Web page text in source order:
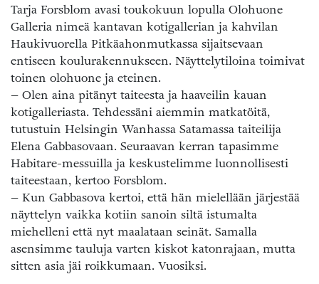
Tarja Forsblom avasi toukokuun lopulla Olohuone
Galleria nimeä kantavan kotigallerian ja kahvilan
Haukivuorella Pitkäahonmutkassa sijaitsevaan
entiseen koulurakennukseen. Näyttelytiloina toimivat
toinen olohuone ja eteinen.
– Olen aina pitänyt taiteesta ja haaveilin kauan
kotigalleriasta. Tehdessäni aiemmin matkatöitä,
tutustuin Helsingin Wanhassa Satamassa taiteilija
Elena Gabbasovaan. Seuraavan kerran tapasimme
Habitare-messuilla ja keskustelimme luonnollisesti
taiteestaan, kertoo Forsblom.
– Kun Gabbasova kertoi, että hän mielellään järjestää
näyttelyn vaikka kotiin sanoin siltä istumalta
miehelleni että nyt maalataan seinät. Samalla
asensimme tauluja varten kiskot katonrajaan, mutta
sitten asia jäi roikkumaan. Vuosiksi.